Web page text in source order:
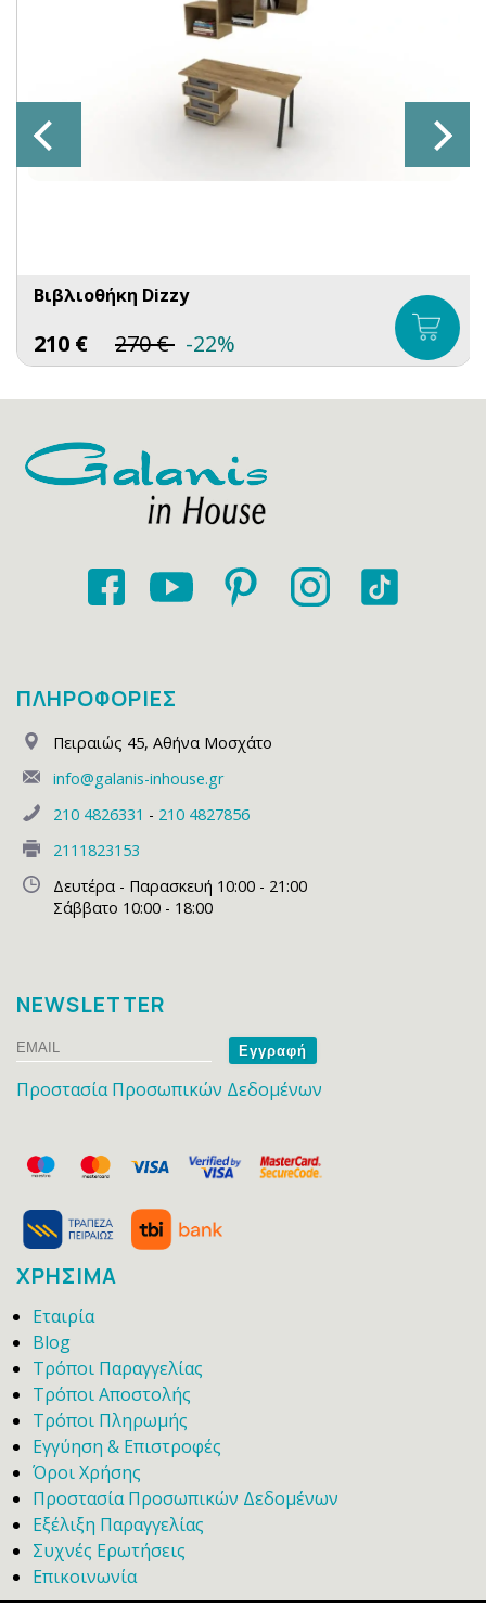
Βιβλιοθήκη Dizzy
210 € 270€ -22%
ΠΛΗΡΟΦΟΡΙΕΣ
Πειραιώς 45, Αθήνα Μοσχάτο
info@galanis-inhouse.gr
210 4826331 - 210 4827856
2111823153
Δευτέρα - Παρασκευή 10:00 - 21:00
Σάββατο 10:00 - 18:00
NEWSLETTER
Email
Name
Προστασία Προσωπικών Δεδομένων
ΧΡΗΣΙΜΑ
Εταιρία
Blog
Τρόποι Παραγγελίας
Τρόποι Αποστολής
Τρόποι Πληρωμής
Εγγύηση & Επιστροφές
Όροι Χρήσης
Προστασία Προσωπικών Δεδομένων
Εξέλιξη Παραγγελίας
Συχνές Ερωτήσεις
Επικοινωνία